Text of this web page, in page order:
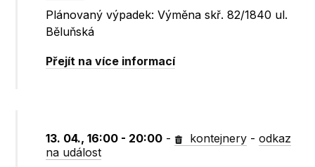
Plánovaný výpadek: Výměna skř. 82/1840 ul.
Běluňská
Přejít na více informací
13. 04., 16:00 - 20:00 - kontejnery -odkaz
na událost